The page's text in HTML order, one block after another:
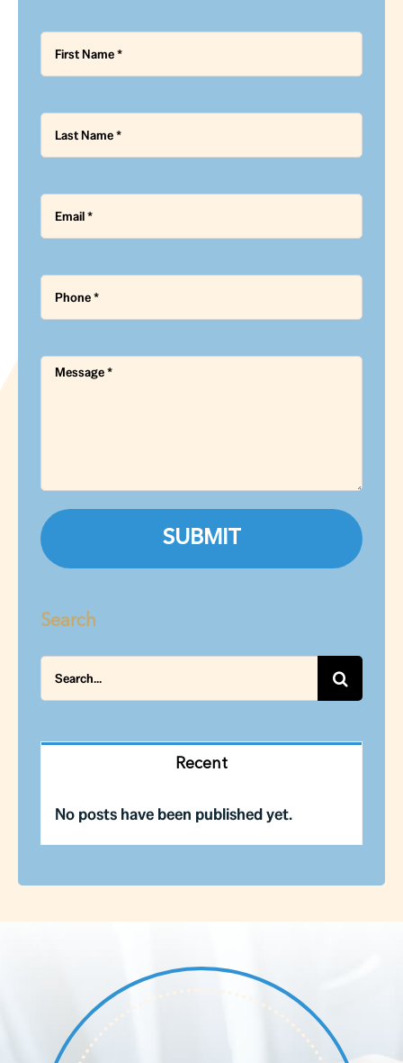
Search
Recent
No posts have been published yet.